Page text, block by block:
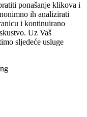
ponašanje klikova i
ih analizirati
i kontinuirano
Uz Vaš
sljedeće usluge